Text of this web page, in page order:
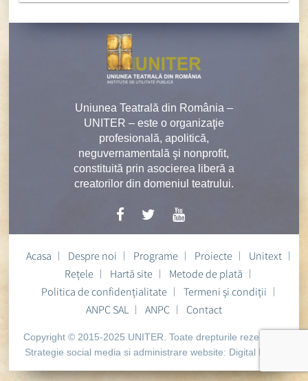
Uniunea Teatrală din România –
UNITER – este o organizaţie
profesională, apolitică,
neguvernamentală şi nonprofit,
constituită prin asocierea liberă a
creatorilor din domeniul teatrului.
Acasa Despre noi Programe Proiecte
Unitext
Rețele
Hartă site
Metode de plată
Politica de confidențialitate
Termeni și condiții
ANPC SAL
ANPC Contact
Copyright © 2015-2025 UNITER. Toate drepturile rezervate.
Strategie social media si administrare website: Digital Heart